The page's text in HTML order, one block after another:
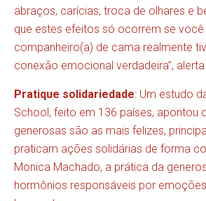
abraços, carícias, troca de olhares e
que estes efeitos só ocorrem se você
companheiro(a) de cama realmente
conexão emocional verdadeira”,
Pratique solidariedade: Um estudo
School, feito em 136 países, apontou
generosas são as mais felizes,
praticam ações solidárias de forma
Monica Machado, a prática da
hormônios responsáveis por